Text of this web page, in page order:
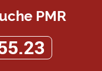
PMR